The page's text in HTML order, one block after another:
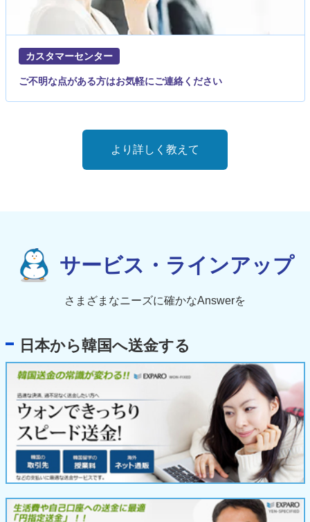
カスタマーセンター
ご不明な点がある方はお気軽にご連絡ください
より詳しく教えて
サービス・ラインアップ
さまざまなニーズに確かなAnswerを
日本から韓国へ送金する